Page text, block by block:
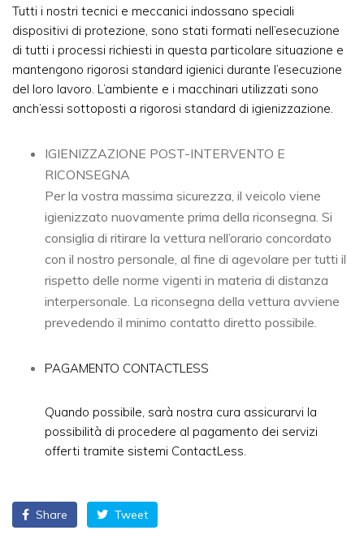
Tutti i nostri tecnici e meccanici indossano speciali
dispositivi di protezione, sono stati formati nell’esecuzione
di tutti i processi richiesti in questa particolare situazione e
mantengono rigorosi standard igienici durante l’esecuzione
del loro lavoro. L’ambiente e i macchinari utilizzati sono
anch’essi sottoposti a rigorosi standard di igienizzazione.
IGIENIZZAZIONE POST-INTERVENTO E
RICONSEGNA
Per la vostra massima sicurezza, il veicolo viene
igienizzato nuovamente prima della riconsegna. Si
consiglia di ritirare la vettura nell’orario concordato
con il nostro personale, al fine di agevolare per tutti il
rispetto delle norme vigenti in materia di distanza
interpersonale. La riconsegna della vettura avviene
prevedendo il minimo contatto diretto possibile.
PAGAMENTO CONTACTLESS
Quando possibile, sarà nostra cura assicurarvi la
possibilità di procedere al pagamento dei servizi
offerti tramite sistemi ContactLess.
Share Tweet